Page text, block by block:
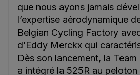
que nous ayons jamais
l’expertise aérodynamique
Belgian Cycling Factory
d’Eddy Merckx qui
Dès son lancement, la
a intégré la 525R au